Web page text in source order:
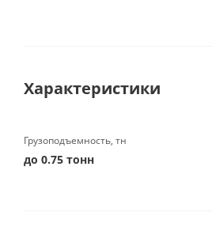
Характеристики
Грузоподъемность, тн
до 0.75 тонн